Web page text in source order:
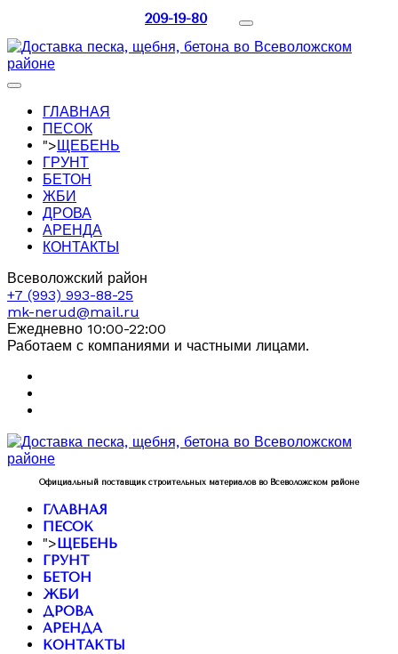
209-19-80
ГЛАВНАЯ
ПЕСОК
">ЩЕБЕНЬ
ГРУНТ
БЕТОН
ЖБИ
ДРОВА
АРЕНДА
КОНТАКТЫ
Всеволожский район
+7 (993) 993-88-25
mk-nerud@mail.ru
Ежедневно 10:00-22:00
Работаем с компаниями и частными лицами.
Официальный поставщик строительных материалов во Всеволожском районе
ГЛАВНАЯ
ПЕСОК
">ЩЕБЕНЬ
ГРУНТ
БЕТОН
ЖБИ
ДРОВА
АРЕНДА
КОНТАКТЫ